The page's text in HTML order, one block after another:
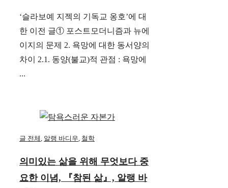
‘슬라보예 지젝의 기독교 옹호’에 대
한 이전 글① 포스트모더니즘과 뉴에
이지의 문제 2. 욕망에 대한 동서양의
차이 2.1. 동양(불교)적 관점 : 욕망에
...
글 전체 알랭 바디우 철학
의미있는 삶을 위해 무엇보다 중
요한 이념, 『참된 삶』, 알랭 바